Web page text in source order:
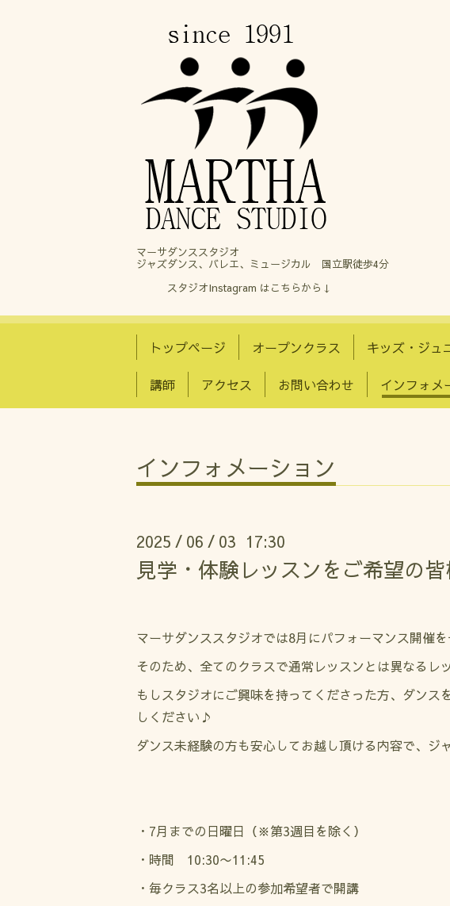
マーサダンススタジオ
ジャズダンス、バレエ、ミュージカル 国立駅徒歩4分
スタジオInstagram はこちらから↓
トップページ オープンクラス キッズ・ジュ
講師 アクセス お問い合わせ インフォメ
インフォメーション
2025 / 06 / 03 17:30
見学・体験レッスンをご希望の
マーサダンススタジオでは8月にパフォーマンス開催を
そのため、全てのクラスで通常レッスンとは異なる
もしスタジオにご興味を持ってくださった方、ダン
しください♪
ダンス未経験の方も安心してお越し頂ける内容で、 ジ
・7月までの日曜日（※第3週目を除く）
・時間 10:30〜11:45
・毎クラス3名以上の参加希望者で開講